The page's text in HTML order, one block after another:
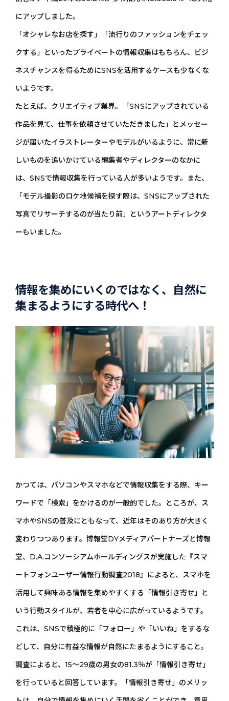
にアップしました。
「オシャレなお店を探す」「流行りのファッションをチェッ
クする」といったプライベートの情報収集はもちろん、ビジ
ネスチャンスを得るためにSNSを活用するケースも少なくな
いようです。
たとえば、クリエイティブ業界。「SNSにアップされている
作品を見て、仕事を依頼させていただきました」とメッセー
ジが届いたイラストレーターやモデルがいるように、常に新
しいものを追いかけている編集者やディレクターのなかに
は、SNSで情報収集を行っている人が多いようです。また、
「モデル撮影のロケ地候補を探す際は、SNSにアップされた
写真でリサーチするのが当たり前」というアートディレクタ
ーもいました。
情報を集めにいくのではなく、自然に
集まるようにする時代へ！
かつては、パソコンやスマホなどで情報収集をする際、キー
ワードで「検索」をかけるのが一般的でした。ところが、ス
マホやSNSの普及にともなって、近年はそのあり方が大きく
変わりつつあります。博報堂DYメディアパートナーズと博報
堂、D.A.コンソーシアムホールディングスが実施した『スマ
ートフォンユーザー情報行動調査2018』によると、スマホを
活用して興味ある情報を集めやすくする「情報引き寄せ」と
いう行動スタイルが、若者を中心に広がっているようです。
これは、SNSで積極的に「フォロー」や「いいね」をするな
どして、自分に有益な情報が自然にたまるようにすること。
調査によると、15～29歳の男女の81.3％が「情報引き寄せ」
を行っていると回答しています。「情報引き寄せ」のメリッ